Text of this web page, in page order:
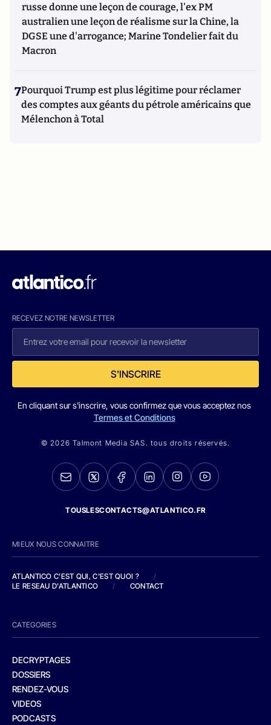
russe donne une leçon de courage, l'ex PM
australien une leçon de réalisme sur la Chine, la
DGSE une d'arrogance; Marine Tondelier fait du
Macron
7Pourquoi Trump est plus légitime pour réclamer
des comptes aux géants du pétrole américains que
Mélenchon à Total
RECEVEZ NOTRE NEWSLETTER
S'INSCRIRE
En cliquant sur s'inscrire, vous confirmez que vous acceptez nos
Termes et Conditions
© 2026 Talmont Media SAS. tous droits réservés.
TOUSLESCONTACTS@ATLANTICO.FR
MIEUX NOUS CONNAITRE
ATLANTICO C'EST QUI, C'EST QUOI ?
/
LE RESEAU D'ATLANTICO
/ CONTACT
CATEGORIES
DECRYPTAGES
DOSSIERS
RENDEZ-VOUS
VIDEOS
PODCASTS